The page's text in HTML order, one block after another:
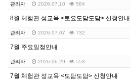
관리자 2026.07.10 584
8월 체험관 성교육 <토요도담도담> 신청안내
관리자 2026.07.07 732
7월 주요일정안내
관리자 2026.06.29 553
7월 체험관 성교육 <도담도담> 신청안내